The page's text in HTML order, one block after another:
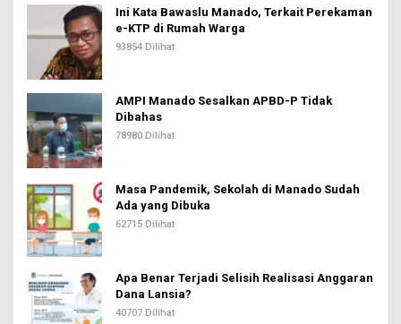
Ini Kata Bawaslu Manado, Terkait Perekaman
e-KTP di Rumah Warga
93854 Dilihat
AMPI Manado Sesalkan APBD-P Tidak
Dibahas
78980 Dilihat
Masa Pandemik, Sekolah di Manado Sudah
Ada yang Dibuka
62715 Dilihat
Apa Benar Terjadi Selisih Realisasi Anggaran
Dana Lansia?
40707 Dilihat